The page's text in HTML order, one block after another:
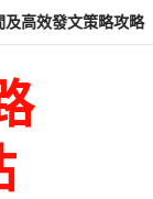
略攻略 如何讓